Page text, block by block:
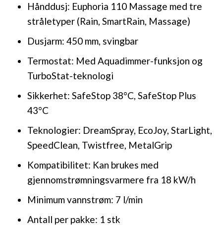
Hånddusj: Euphoria 110 Massage med tre
stråletyper (Rain, SmartRain, Massage)
Dusjarm: 450 mm, svingbar
Termostat: Med Aquadimmer-funksjon og
TurboStat-teknologi
Sikkerhet: SafeStop 38°C, SafeStop Plus
43°C
Teknologier: DreamSpray, EcoJoy, StarLight,
SpeedClean, Twistfree, MetalGrip
Kompatibilitet: Kan brukes med
gjennomstrømningsvarmere fra 18 kW/h
Minimum vannstrøm: 7 l/min
Antall per pakke: 1 stk